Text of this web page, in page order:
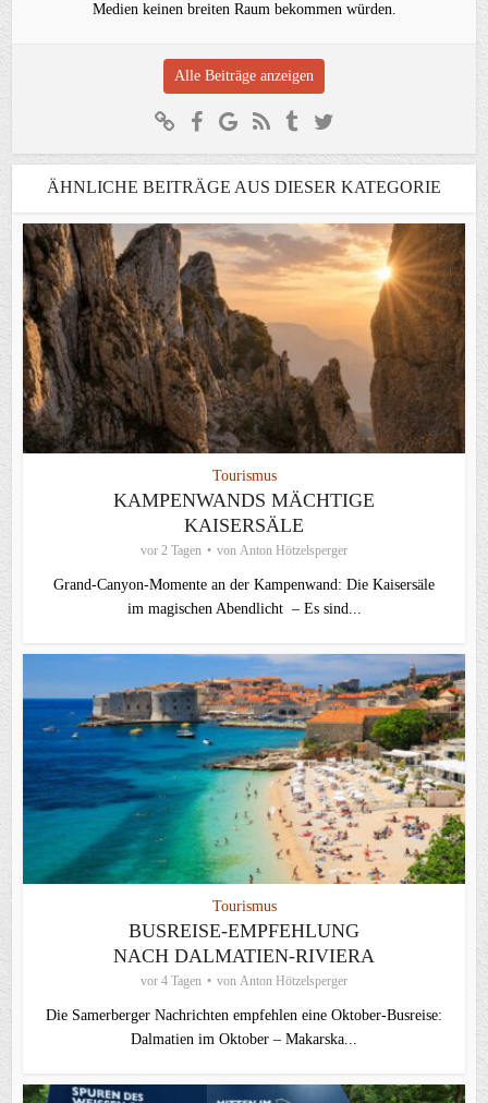
Medien keinen breiten Raum bekommen würden.
Alle Beiträge anzeigen
ÄHNLICHE BEITRÄGE AUS DIESER KATEGORIE
Tourismus
KAMPENWANDS MÄCHTIGE
KAISERSÄLE
vor 2 Tagen von Anton Hötzelsperger
Grand-Canyon-Momente an der Kampenwand: Die Kaisersäle
im magischen Abendlicht – Es sind...
Tourismus
BUSREISE-EMPFEHLUNG
NACH DALMATIEN-RIVIERA
vor 4 Tagen von Anton Hötzelsperger
Die Samerberger Nachrichten empfehlen eine Oktober-Busreise:
Dalmatien im Oktober – Makarska...